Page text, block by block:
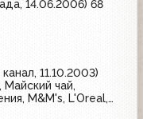
14.06.2006) 68
11.10.2003)
чай,
M&M's, L'Oreal,